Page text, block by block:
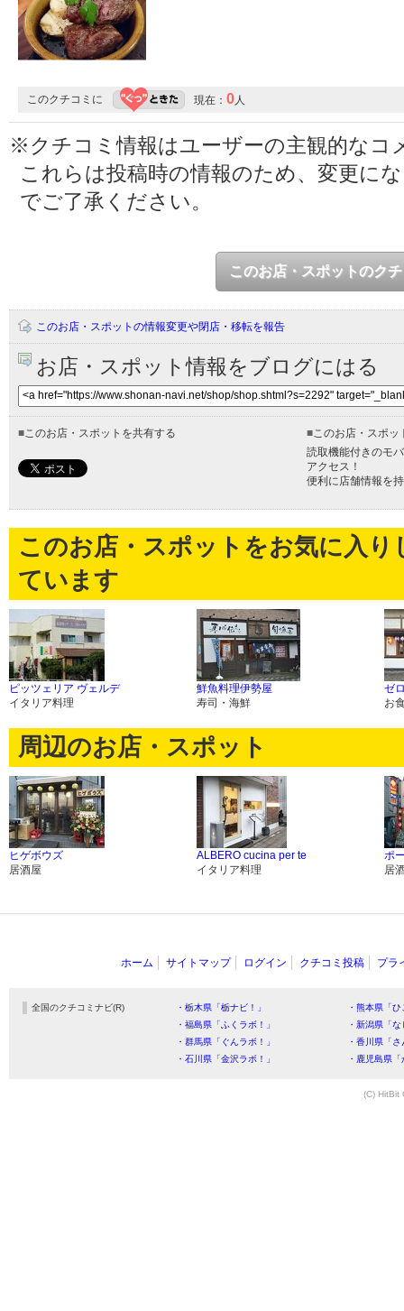
このクチコミに 現在： 0 人
※クチコミ情報はユーザーの主観的なコ
これらは投稿時の情報のため、変更に
でご了承ください。
このお店・スポットのク
このお店・スポットの情報変更や閉店・移転を報告
お店・スポット情報をブログにはる
■ このお店・スポットを共有する ■ このお店・スポ
読取機能付きのモ
アクセス！
便利に店舗情報を
このお店・スポットをお気に入
ています
ピッツェリア ヴェルデ
イタリア料理
鮮魚料理伊勢屋
寿司・海鮮
ゼ
お
周辺のお店・スポット
ヒゲボウズ
居酒屋
ALBERO cucina per te
イタリア料理
ポ
居
ホーム サイトマップ ログイン クチコミ投稿 プラ
全国のクチコミナビ(R) ・栃木県「栃ナビ！」
・熊本県「
・福島県「ふくラボ！」
・新潟県「
・群馬県「ぐんラボ！」
・香川県「
・石川県「金沢ラボ！」
・鹿児島県
(C) HitBit